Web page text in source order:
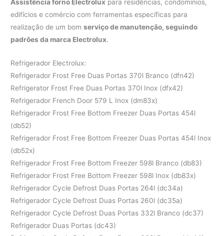
Assistência forno Electrolux para residências, condomínios,
edifícios e comércio com ferramentas específicas para
realização de um bomserviço de manutenção, seguindo
padrões da marca Electrolux.
Refrigerador Electrolux:
Refrigerador Frost Free Duas Portas 370l Branco (dfn42)
Refrigerator Frost Free Duas Portas 370l Inox (dfx42)
Refrigerador French Door 579 L Inox (dm83x)
Refrigerador Frost Free Bottom Freezer Duas Portas 454l
(db52)
Refrigerador Frost Free Bottom Freezer Duas Portas 454l Inox
(db52x)
Refrigerador Frost Free Bottom Freezer 598l Branco (db83)
Refrigerador Frost Free Bottom Freezer 598l Inox (db83x)
Refrigerador Cycle Defrost Duas Portas 264l (dc34a)
Refrigerador Cycle Defrost Duas Portas 260l (dc35a)
Refrigerador Cycle Defrost Duas Portas 332l Branco (dc37)
Refrigerador Duas Portas (dc43)